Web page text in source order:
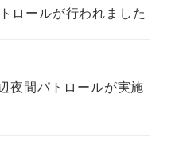
ロールが行われました
夜間パトロールが実施